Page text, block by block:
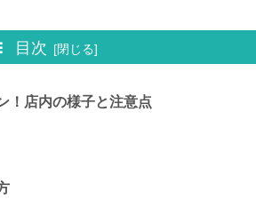
目次
！店内の様子と注意点